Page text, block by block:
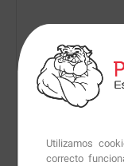
Utilizamos
correcto